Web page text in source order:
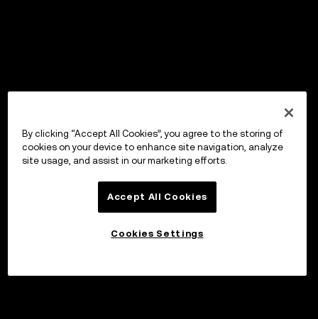
By clicking “Accept All Cookies”, you agree to the storing of
cookies on your device to enhance site navigation, analyze
site usage, and assist in our marketing efforts.
Accept All Cookies
Cookies Settings